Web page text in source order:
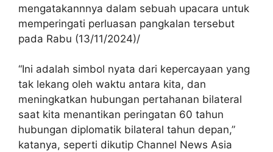
mengatakannnya dalam sebuah upacara untuk
memperingati perluasan pangkalan tersebut
pada Rabu (13/11/2024)/
“Ini adalah simbol nyata dari kepercayaan yang
tak lekang oleh waktu antara kita, dan
meningkatkan hubungan pertahanan bilateral
saat kita menantikan peringatan 60 tahun
hubungan diplomatik bilateral tahun depan,”
katanya, seperti dikutip Channel News Asia